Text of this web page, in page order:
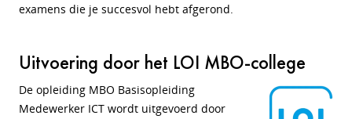
examens die je succesvol hebt afgerond.
Uitvoering door het LOI MBO-college
De opleiding MBO Basisopleiding
Medewerker ICT wordt uitgevoerd door